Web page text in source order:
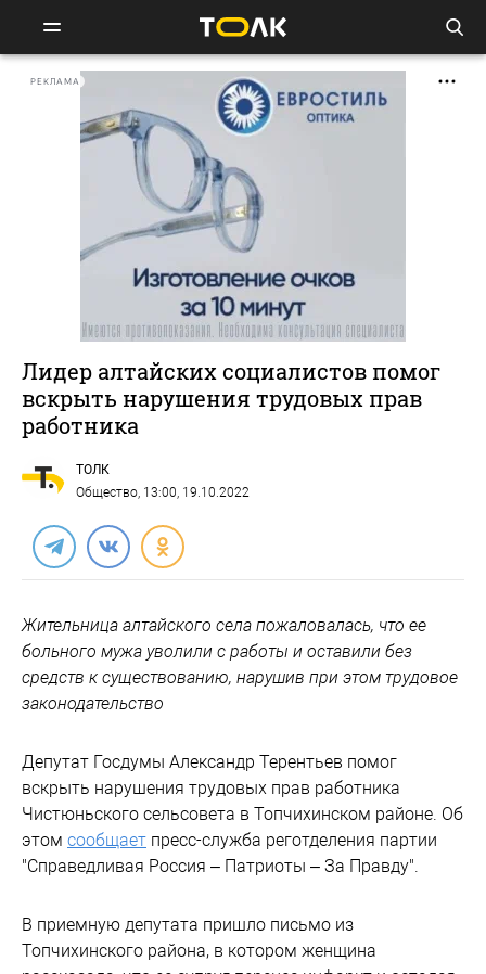
РЕКЛАМА
Лидер алтайских социалистов помог
вскрыть нарушения трудовых прав
работника
ТОЛК
Общество, 13:00, 19.10.2022
Жительница алтайского села пожаловалась, что ее
больного мужа уволили с работы и оставили без
средств к существованию, нарушив при этом трудовое
законодательство
Депутат Госдумы Александр Терентьев помог
вскрыть нарушения трудовых прав работника
Чистюньского сельсовета в Топчихинском районе. Об
этом сообщает пресс-служба реготделения партии
"Справедливая Россия – Патриоты – За Правду".
В приемную депутата пришло письмо из
Топчихинского района, в котором женщина